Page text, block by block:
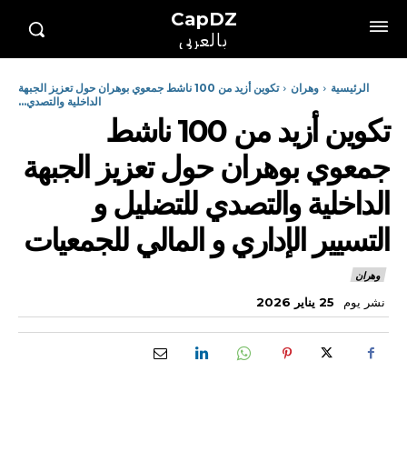
CapDZ
بالعربي
الرئيسية وهران
تكوين أزيد من 100 ناشط جمعوي بوهران حول تعزيز الجبهة
الداخلية والتصدي...
تكوين أزيد من 100 ناشط
جمعوي بوهران حول تعزيز الجبهة
الداخلية والتصدي للتضليل و
التسيير الإداري و المالي للجمعيات
وهران
نشر يوم 25 يناير 2026